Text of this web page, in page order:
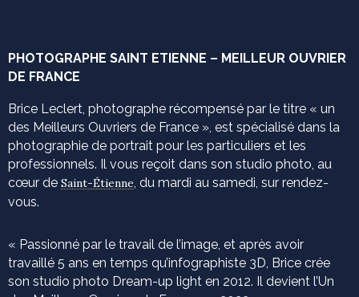
PHOTOGRAPHE SAINT ETIENNE – MEILLEUR OUVRIER
DE FRANCE
Brice Leclert, photographe récompensé par le titre « un
des Meilleurs Ouvriers de France », est spécialisé dans la
photographie de portrait pour les particuliers et les
professionnels. Il vous reçoit dans son studio photo, au
cœur de Saint-Étienne, du mardi au samedi, sur rendez-
vous.
« Passionné par le travail de l’image, et après avoir
travaillé 5 ans en temps qu’infographiste 3D, Brice crée
son studio photo Dream-up light en 2012. Il devient l’Un